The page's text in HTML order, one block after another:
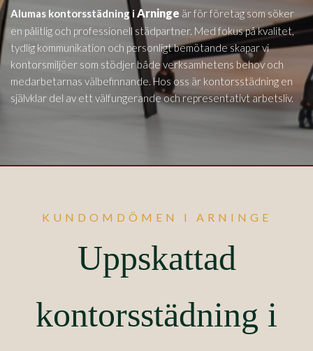
Alumas kontorsstädning iArninge är för företag som söker
en pålitlig och professionell städpartner. Med fokus på kvalitet,
tydlig kommunikation och personligt bemötande skapar vi
kontorsmiljöer som stödjer både verksamhetens behov och
medarbetarnas välbefinnande. Hos oss är kontorsstädning en
självklar del av ett välfungerande och representativt arbetsliv.
KUNDOMDÖMEN I ARNINGE
Uppskattad
kontorsstädning i